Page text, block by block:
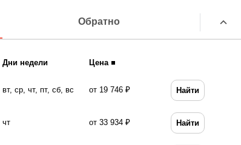
Обратно
Дни недели Цена
вт, ср, чт, пт, сб, вс от 19 746 ₽ Найти
чт от 33 934 ₽ Найти